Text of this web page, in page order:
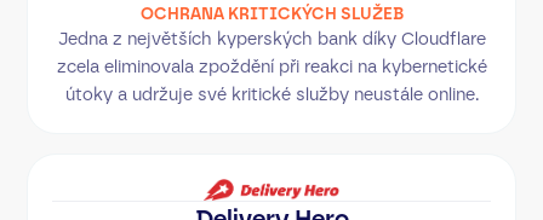
OCHRANA KRITICKÝCH SLUŽEB
Jedna z největších kyperských bank díky Cloudflare
zcela eliminovala zpoždění při reakci na kybernetické
útoky a udržuje své kritické služby neustále online.